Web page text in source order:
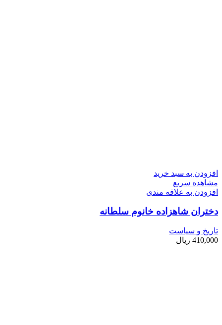
افزودن به سبد خرید
مشاهده سریع
افزودن به علاقه مندی
دختران شاهزاده خانوم سلطانه
تاریخ و سیاست
410,000 ریال